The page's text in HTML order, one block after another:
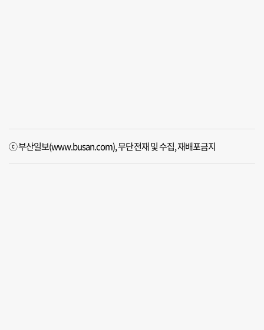
ⓒ 부산일보(www.busan.com), 무단전재 및 수집, 재배포금지